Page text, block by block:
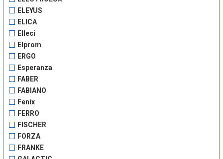
ELEYUS
ELICA
Elleci
Elprom
ERGO
Esperanza
FABER
FABIANO
Fenix
FERRO
FISCHER
FORZA
FRANKE